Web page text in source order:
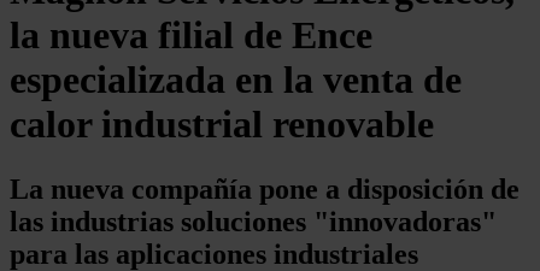
la nueva filial de Ence
especializada en la venta de
calor industrial renovable
La nueva compañía pone a disposición de
las industrias soluciones "innovadoras"
para las aplicaciones industriales